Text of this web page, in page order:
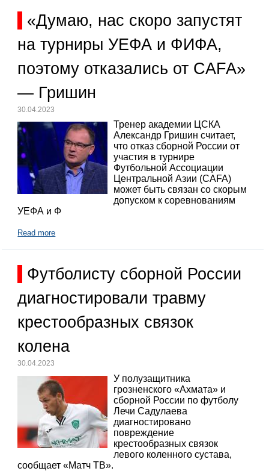
«Думаю, нас скоро запустят
на турниры УЕФА и ФИФА,
поэтому отказались от CAFA»
— Гришин
30.04.2023
Тренер академии ЦСКА
Александр Гришин считает,
что отказ сборной России от
участия в турнире
Футбольной Ассоциации
Центральной Азии (CAFA)
может быть связан со скорым
допуском к соревнованиям
УЕФА и Ф
Read more
Футболисту сборной России
диагностировали травму
крестообразных связок
колена
30.04.2023
У полузащитника
грозненского «Ахмата» и
сборной России по футболу
Лечи Садулаева
диагностировано
повреждение
крестообразных связок
левого коленного сустава,
сообщает «Матч ТВ».